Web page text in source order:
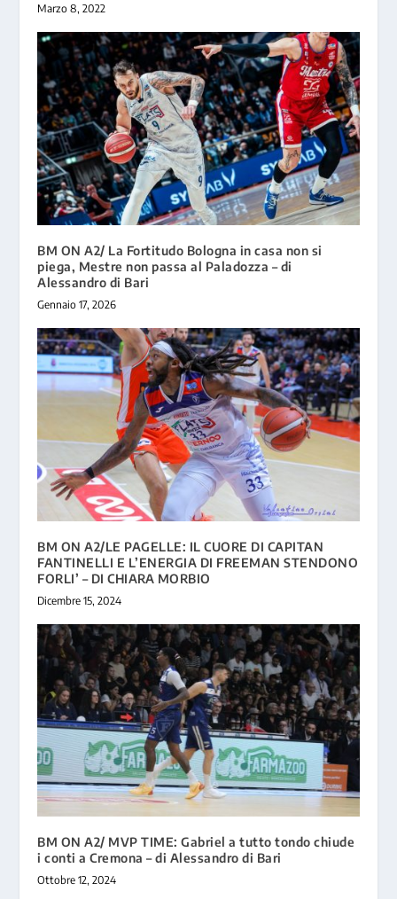
Marzo 8, 2022
BM ON A2/ La Fortitudo Bologna in casa non si
piega, Mestre non passa al Paladozza – di
Alessandro di Bari
Gennaio 17, 2026
BM ON A2/LE PAGELLE: IL CUORE DI CAPITAN
FANTINELLI E L’ENERGIA DI FREEMAN STENDONO
FORLI’ – DI CHIARA MORBIO
Dicembre 15, 2024
BM ON A2/ MVP TIME: Gabriel a tutto tondo chiude
i conti a Cremona – di Alessandro di Bari
Ottobre 12, 2024